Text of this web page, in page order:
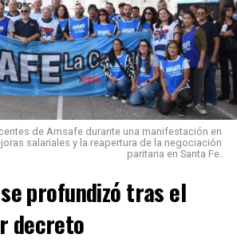
LT9
de Amsafe durante una manifestación en
salariales y la reapertura de la negociación
paritaria en Santa Fe.
profundizó tras el
decreto